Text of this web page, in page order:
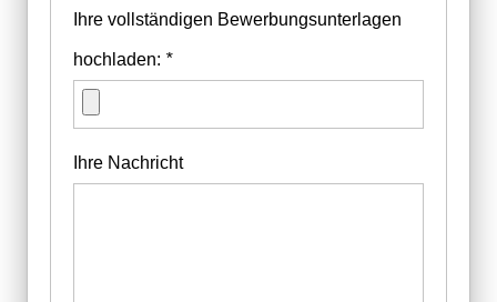
Ihre vollständigen Bewerbungsunterlagen
hochladen: *
Ihre Nachricht